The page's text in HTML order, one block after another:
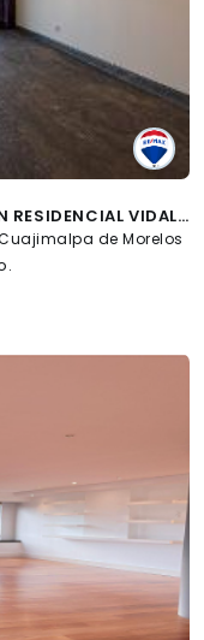
DEPARTAMENTO DE LUJO EN RENTA EN RESIDENCIAL VIDALTA, LOMAS DEL CHAMIZAL - (34)
de Morelos